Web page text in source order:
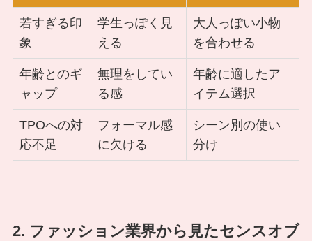
若すぎる印
象
学生っぽく見
える
大人っぽい小物
を合わせる
年齢とのギ
ャップ
無理をしてい
る感
年齢に適したア
イテム選択
TPOへの対
応不足
フォーマル感
に欠ける
シーン別の使い
分け
2. ファッション業界から見たセンスオブ